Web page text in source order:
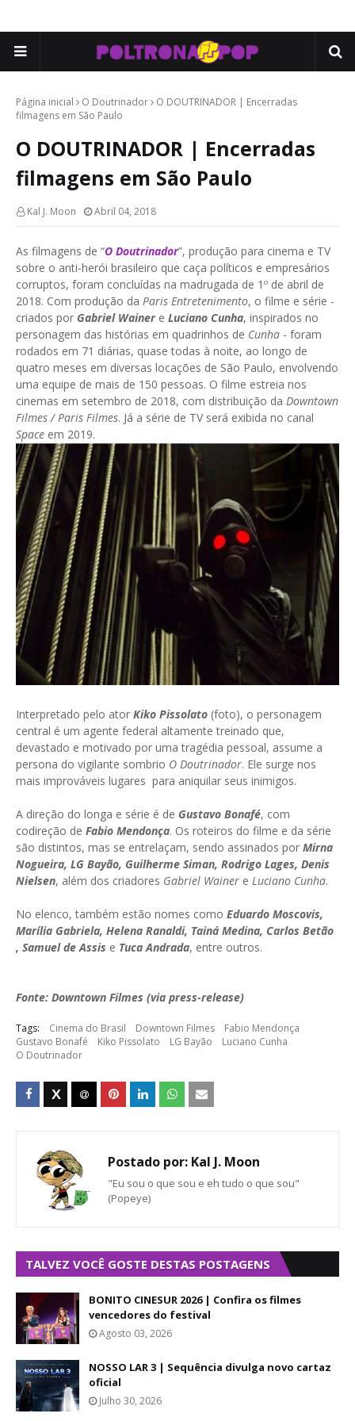
Página inicial O Doutrinador
O DOUTRINADOR | Encerradas
filmagens em São Paulo
O DOUTRINADOR | Encerradas
filmagens em São Paulo
Kal J. Moon Abril 04, 2018
As filmagens de “O Doutrinador”, produção para cinema e TV
sobre o anti-herói brasileiro que caça políticos e empresários
corruptos, foram concluídas na madrugada de 1º de abril de
2018. Com produção da Paris Entretenimento, o filme e série -
criados por Gabriel Wainere Luciano Cunha, inspirados no
personagem das histórias em quadrinhos de Cunha - foram
rodados em 71 diárias, quase todas à noite, ao longo de
quatro meses em diversas locações de São Paulo, envolvendo
uma equipe de mais de 150 pessoas. O filme estreia nos
cinemas em setembro de 2018, com distribuição da Downtown
Filmes / Paris Filmes. Já a série de TV será exibida no canal
Space em 2019.
Interpretado pelo ator Kiko Pissolato (foto), o personagem
central é um agente federal altamente treinado que,
devastado e motivado por uma tragédia pessoal, assume a
persona do vigilante sombrio O Doutrinador. Ele surge nos
mais improváveis lugares para aniquilar seus inimigos.
A direção do longa e série é de Gustavo Bonafé, com
codireção de Fabio Mendonça. Os roteiros do filme e da série
são distintos, mas se entrelaçam, sendo assinados por Mirna
Nogueira, LG Bayão, Guilherme Siman, Rodrigo Lages, Denis
Nielsen, além dos criadores Gabriel Wainer e Luciano Cunha.
No elenco, também estão nomes como Eduardo Moscovis,
Marília Gabriela, Helena Ranaldi, Tainá Medina, Carlos Betão
, Samuel de Assis e Tuca Andrada, entre outros.
Fonte: Downtown Filmes (via press-release)
Tags: Cinema do Brasil Downtown Filmes
Fabio Mendonça
Gustavo Bonafé
Kiko Pissolato LG Bayão
Luciano Cunha
O Doutrinador
Postado por: Kal J. Moon
"Eu sou o que sou e eh tudo o que sou"
(Popeye)
TALVEZ VOCÊ GOSTE DESTAS POSTAGENS
BONITO CINESUR 2026 | Confira os filmes
vencedores do festival
Agosto 03, 2026
NOSSO LAR 3 | Sequência divulga novo cartaz
oficial
Julho 30, 2026